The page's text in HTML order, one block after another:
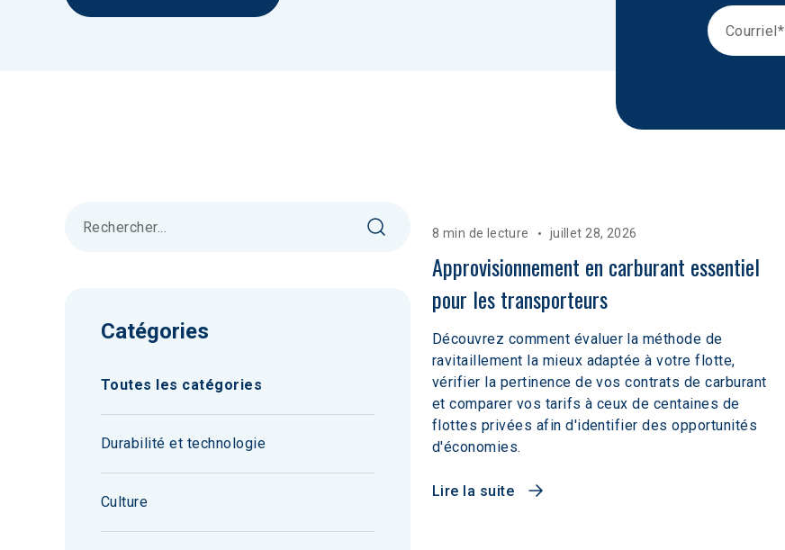
Catégories
Toutes les catégories
Durabilité et technologie
Culture
8 min de lecture juillet 28, 2026
Approvisionnement en carburant essentiel
pour les transporteurs
Découvrez comment évaluer la méthode de
ravitaillement la mieux adaptée à votre flotte,
vérifier la pertinence de vos contrats de carburant
et comparer vos tarifs à ceux de centaines de
flottes privées afin d'identifier des opportunités
d'économies.
Lire la suite